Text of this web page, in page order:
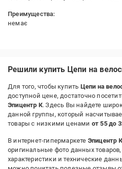
Преимущества:
немає
Решили купить Цепи на
Для того, чтобы купить Цепи на
доступной цене, достаточно
Эпицентр К. Здесь Вы найдете
данной группы, который
товары с низкими ценами от 55 до
В интернет-гипермаркете Эпицентр К
оригинальные фото данных
характеристики и технические